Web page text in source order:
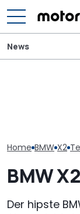
News
Home BMW X2
BMW
Der hipste